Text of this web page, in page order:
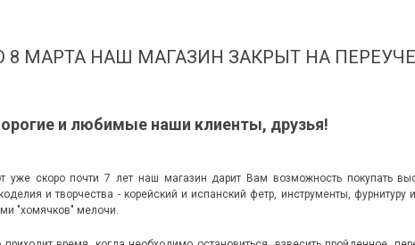
8 МАРТА НАШ МАГАЗИН ЗАКРЫТ НА
и любимые наши клиенты, друзья!
уже скоро почти 7 лет наш магазин дарит Вам возможность покупать
и творчества - корейский и испанский фетр, инструменты,
"хомячков" мелочи.